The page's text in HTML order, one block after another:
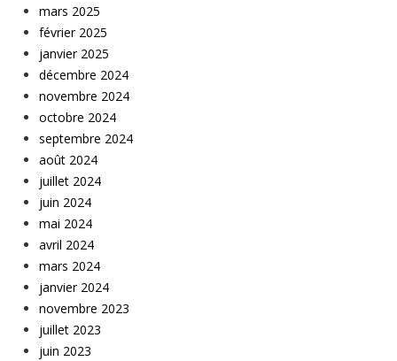
mars 2025
février 2025
janvier 2025
décembre 2024
novembre 2024
octobre 2024
septembre 2024
août 2024
juillet 2024
juin 2024
mai 2024
avril 2024
mars 2024
janvier 2024
novembre 2023
juillet 2023
juin 2023